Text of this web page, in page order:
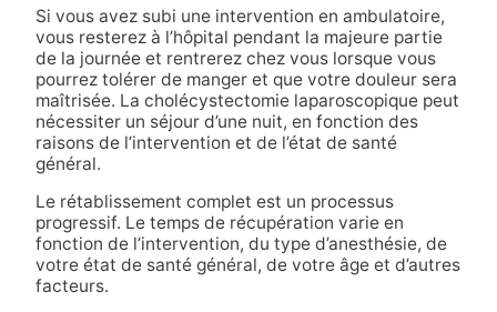
Si vous avez subi une intervention en ambulatoire,
vous resterez à l’hôpital pendant la majeure partie
de la journée et rentrerez chez vous lorsque vous
pourrez tolérer de manger et que votre douleur sera
maîtrisée. La cholécystectomie laparoscopique peut
nécessiter un séjour d’une nuit, en fonction des
raisons de l’intervention et de l’état de santé
général.
Le rétablissement complet est un processus
progressif. Le temps de récupération varie en
fonction de l’intervention, du type d’anesthésie, de
votre état de santé général, de votre âge et d’autres
facteurs.